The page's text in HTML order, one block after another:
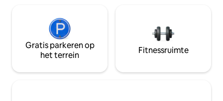
Gratis parkeren op
het terrein
Fitnessruimte